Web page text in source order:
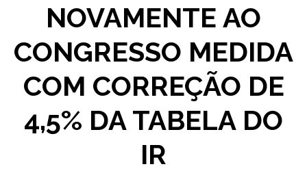
NOVAMENTE AO
CONGRESSO MEDIDA
COM CORREÇÃO DE
4,5% DA TABELA DO
IR